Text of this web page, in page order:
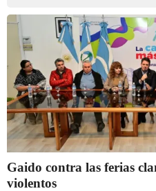
Gaido contra las ferias
violentos